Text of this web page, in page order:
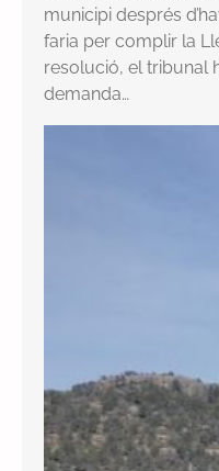
municipi després
faria per complir la
resolució, el tribunal
demanda…